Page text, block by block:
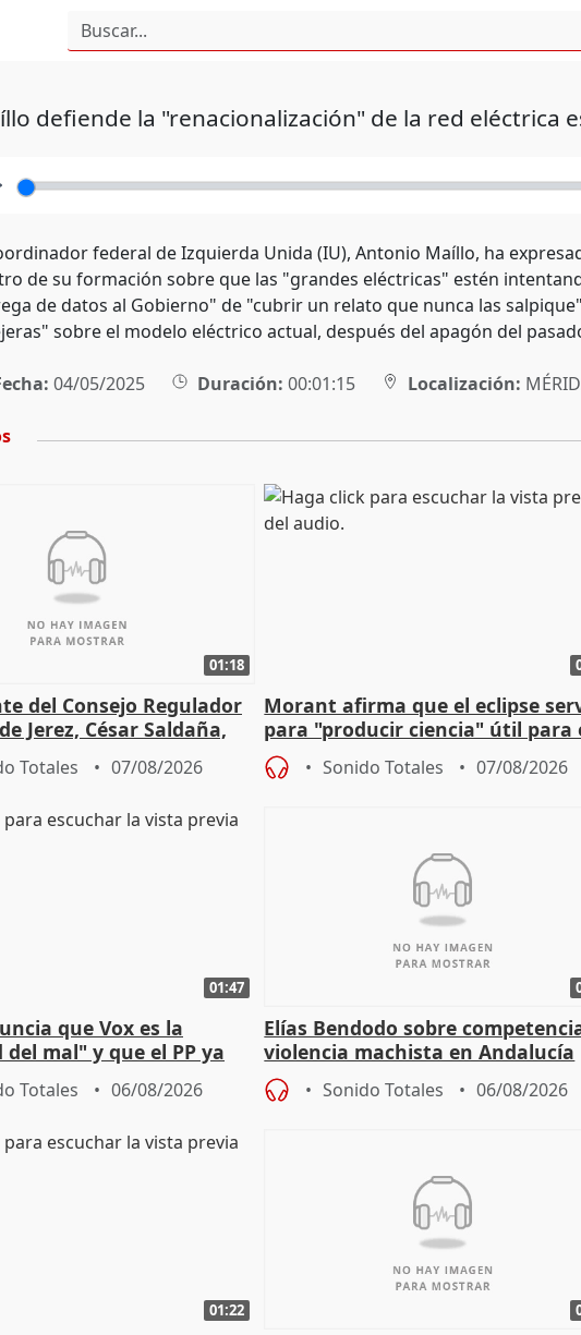
defiende la "renacionalización" de la red eléctrica
federal de Izquierda Unida (IU), Antonio Maíllo, ha
de su formación sobre que las "grandes eléctricas" estén
de datos al Gobierno" de "cubrir un relato que nunca las
sobre el modelo eléctrico actual, después del apagón del
04/05/2025 Duración: 00:01:15 Localización:
01:18
del Consejo Regulador
Jerez, César Saldaña,
Totales 07/08/2026
Morant afirma que el eclipse
para "producir ciencia" útil para
resto del mundo
Sonido Totales 07/08/2026
01:47
que Vox es la
mal" y que el PP ya
sus tesis
Totales 06/08/2026
Elías Bendodo sobre
violencia machista en Andalucía
Sonido Totales 06/08/2026
01:22